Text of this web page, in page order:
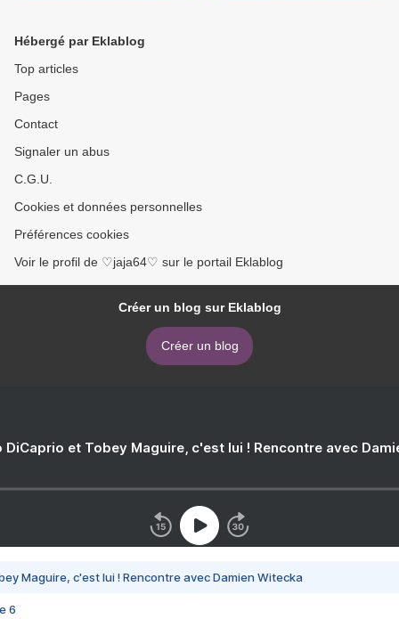
Hébergé par Eklablog
Top articles
Pages
Contact
Signaler un abus
C.G.U.
Cookies et données personnelles
Préférences cookies
Voir le profil de ♡jaja64♡ sur le portail Eklablog
Créer un blog sur Eklablog
Créer un blog
DiCaprio et Tobey Maguire, c'est lui ! Rencontre avec
Maguire, c'est lui ! Rencontre avec Damien Witecka
6